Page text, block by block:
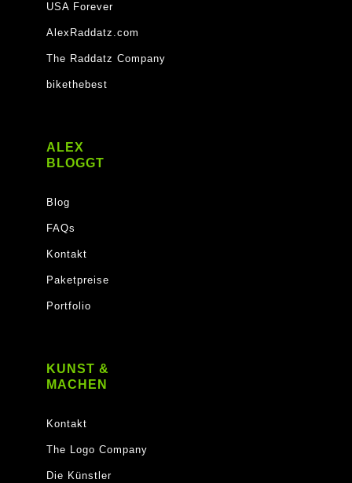
USA Forever
AlexRaddatz.com
The Raddatz Company
bikethebest
ALEX
BLOGGT
Blog
FAQs
Kontakt
Paketpreise
Portfolio
KUNST &
MACHEN
Kontakt
The Logo Company
Die Künstler